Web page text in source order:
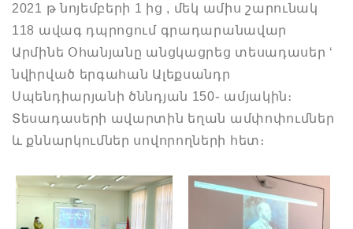
2021 թ նոյեմբերի 1 ից , մեկ ամիս շարունակ
118 ավագ դպրոցում գրադարանավար
Արմինե Օհանյանը անցկացրեց տեսադասեր ‘
նվիրված երգահան Ալեքսանդր
Սպենդիարյանի ծննդյան 150֊ ամյակին։
Տեսադասերի ավարտին եղան ամփոփումներ
և քննարկումներ սովորողների հետ։